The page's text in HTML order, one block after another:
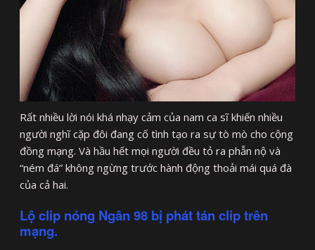
Rất nhiều lời nói khá nhạy cảm của nam ca sĩ khiến nhiều
người nghĩ cặp đôi đang cố tình tạo ra sự tò mò cho cộng
đồng mạng. Và hầu hết mọi người đều tỏ ra phẫn nộ và
“ném đá” không ngừng trước hành động thoải mái quá đà
của cả hai.
Lộ clip nóng Ngân 98 bị phát tán clip trên
mạng.